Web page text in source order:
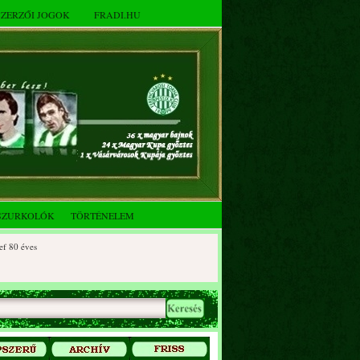
JOGOK FRADI.HU
TÖRTÉNELEM
éves